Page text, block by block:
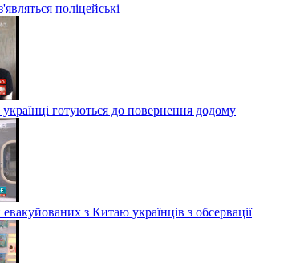
поліцейські
готуються до повернення додому
з Китаю українців з обсервації